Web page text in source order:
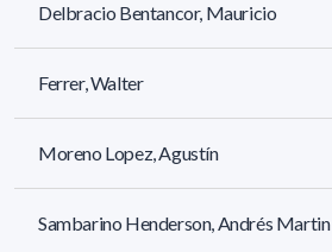
Delbracio Bentancor, Mauricio
Ferrer, Walter
Moreno Lopez, Agustín
Sambarino Henderson, Andrés Martin